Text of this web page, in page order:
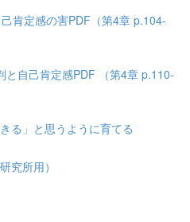
肯定感の害PDF（第4章 p.104-
と自己肯定感PDF （第4章 p.110-
る」と思うように育てる
究所用）